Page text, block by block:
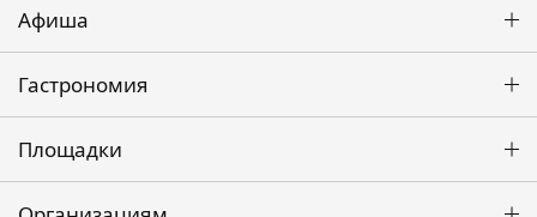
Афиша
Гастрономия
Площадки